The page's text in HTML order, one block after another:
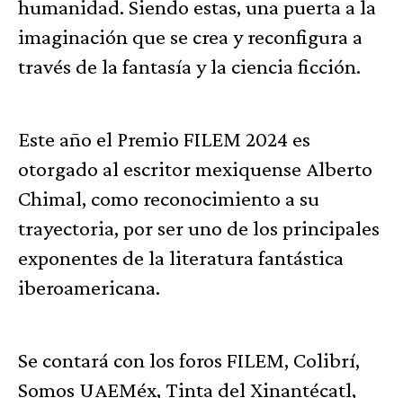
humanidad. Siendo estas, una puerta a la
imaginación que se crea y reconfigura a
través de la fantasía y la ciencia ficción.
Este año el Premio FILEM 2024 es
otorgado al escritor mexiquense Alberto
Chimal, como reconocimiento a su
trayectoria, por ser uno de los principales
exponentes de la literatura fantástica
iberoamericana.
Se contará con los foros FILEM, Colibrí,
Somos UAEMéx, Tinta del Xinantécatl,